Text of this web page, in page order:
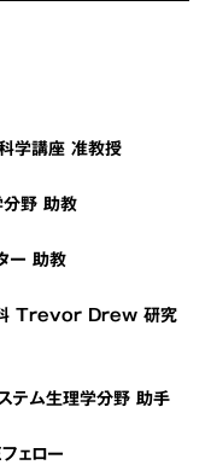
学講座 准教授
野 助教
ー 助教
科 Trevor Drew 研究
テム生理学分野 助手
ェロー